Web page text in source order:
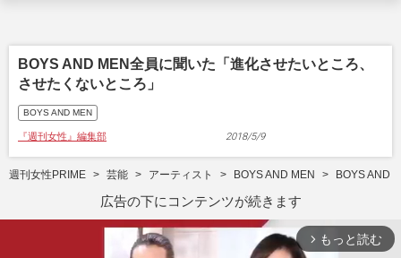
BOYS AND MEN全員に聞いた「進化させたいところ、
させたくないところ」
BOYS AND MEN
『週刊女性』編集部 2018/5/9
週刊女性PRIME 芸能 アーティスト BOYS AND MEN BOYS AND
広告の下にコンテンツが続きます
arrow_forward_ios もっと読む